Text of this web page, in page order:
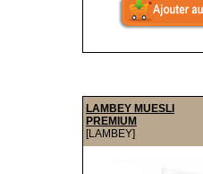
LAMBEY MUESLI
PREMIUM
[LAMBEY]